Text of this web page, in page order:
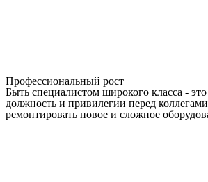
Профессиональный рост
Быть специалистом широкого класса -
должность и привилегии перед
ремонтировать новое и сложное